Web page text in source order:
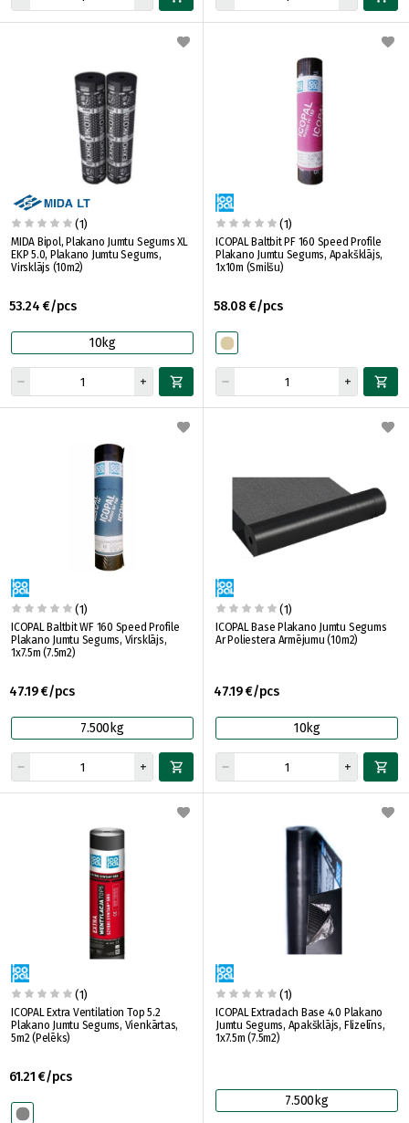
(1)
MIDA Bipol, Plakano Jumtu Segums XL
EKP 5.0, Plakano Jumtu Segums,
Virsklājs (10m2)
53.24 €/pcs
10kg
(1)
ICOPAL Baltbit PF 160 Speed Profile
Plakano Jumtu Segums, Apakšklājs,
1x10m (Smilšu)
58.08 €/pcs
(1)
ICOPAL Baltbit WF 160 Speed Profile
Plakano Jumtu Segums, Virsklājs,
1x7.5m (7.5m2)
47.19 €/pcs
7.500kg
(1)
ICOPAL Base Plakano Jumtu Segums
Ar Poliestera Armējumu (10m2)
47.19 €/pcs
10kg
(1)
ICOPAL Extra Ventilation Top 5.2
Plakano Jumtu Segums, Vienkārtas,
5m2 (Pelēks)
61.21 €/pcs
(1)
ICOPAL Extradach Base 4.0 Plakano
Jumtu Segums, Apakšklājs, Flizelīns,
1x7.5m (7.5m2)
7.500kg